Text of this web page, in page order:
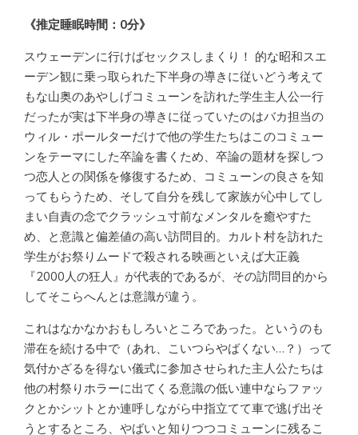
《推定睡眠時間：0分》
スウェーデンに行けばセックスしまくり！ 的な昭和スエ
ーデン観に乗っ取られた下半身の導きに従いどう考えて
もな山奥のあやしげコミューンを訪れた学生主人公一行
だったが実は下半身の導きに従っていたのはバカ担当の
ウィル・ポールターだけで他の学生たちはこのコミュー
ンをテーマにした卒論を書くため、卒論の題材を探しつ
つ恋人との関係を修復するため、コミューンの良さを知
ってもらうため、そして自分を残して家族が心中してし
まい自責の念でクラッシュ寸前なメンタルを癒やすた
め、と意識と偏差値の高い訪問目的。カルト村を訪れた
学生がお祭りムードで殺される映画といえば大正義
『2000人の狂人』が代表的であるが、その訪問目的から
してそこらへんとは意識が違う。
これはなかなかおもしろいところであった。というのも
滞在を続ける中で（あれ、こいつらやばくない…？）って
気付かざるを得ない儀式に参加させられた主人公たちは
他の村祭りホラーに出てくる意識の低い連中ならファッ
クとかシットとか連呼しながら中指立てて車で逃げ出そ
うとするところ、やばいと知りつつコミューンに残るこ